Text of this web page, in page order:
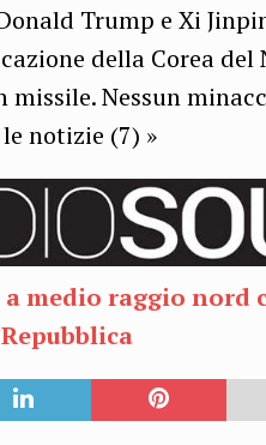
Trump e Xi
della Corea
missile. Nessun
notizie (7) »
medio raggio nord